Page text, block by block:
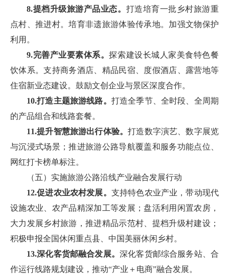
8.提档升级旅游产品业态。 打造培育一批乡村旅游重
点村、推进村。培育非遗旅游体验传承地。加强文物保护
利用。
9.完善产业要素体系。探索建设长城人家美食特色餐
饮体系。支持商务酒店、精品民宿、度假酒店、露营地等
住宿新业态建设。鼓励文创企业与景区深度合作。
10.打造主题旅游线路。 打造全季节、全时段、全周期
的产品组合和线路套餐。
11.提升智慧旅游出行体验。打造数字演艺、数字展览
与沉浸式场景；推进旅游公路导航覆盖和服务功能点位、
网红打卡榜单标注。
（五）实施旅游公路沿线产业融合发展行动
12.促进农业农村发展。 支持特色农业产业，带动现代
设施农业、农产品精深加工等发展；盘活利用闲置农房，
大力发展乡村旅游，推进精品示范村、提档升级村建设；
积极申报全国休闲重点县、中国美丽休闲乡村。
13.深化客货邮融合发展。 深化客货邮综合服务站、合
作运行线路规划建设，推动“产业＋电商”融合发展。